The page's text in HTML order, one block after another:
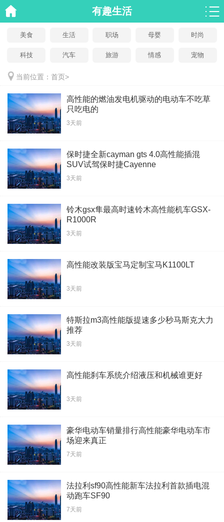
有趣生活
美食 生活 职场 母婴 时尚
科技 汽车 旅游 情感 宠物
当前位置： 首页>
高性能的燃油发电机驱动的电动车不吃草
只吃电的
3天前
保时捷全新cayman gts 4.0高性能插混
SUV试驾保时捷Cayenne
3天前
铃木gsx隼最高时速铃木高性能机车GSX-
R1000R
3天前
高性能改装版宝马定制宝马K1100LT
3天前
特斯拉m3高性能版提速多少秒马斯克大力
推荐
3天前
高性能刹车系统介绍液压和机械谁更好
3天前
豪华电动车销量排行高性能豪华电动车市
场迎来真正
7天前
法拉利sf90高性能新车法拉利首款插电混
动跑车SF90
7天前